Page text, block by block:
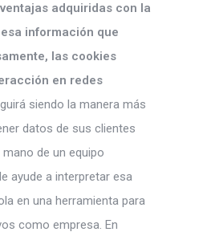
adquiridas con la
información que
las cookies
en redes
siendo la manera más
datos de sus clientes
de un equipo
ayude a interpretar esa
en una herramienta para
como empresa. En